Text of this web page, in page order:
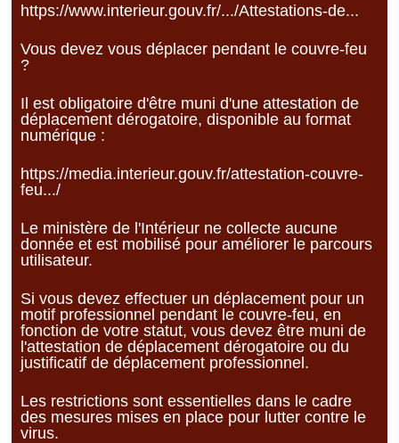
https://www.interieur.gouv.fr/.../Attestations-de...
Vous devez vous déplacer pendant le couvre-feu
?
Il est obligatoire d'être muni d'une attestation de
déplacement dérogatoire, disponible au format
numérique :
https://media.interieur.gouv.fr/attestation-couvre-
feu.../
Le ministère de l'Intérieur ne collecte aucune
donnée et est mobilisé pour améliorer le parcours
utilisateur.
Si vous devez effectuer un déplacement pour un
motif professionnel pendant le couvre-feu, en
fonction de votre statut, vous devez être muni de
l'attestation de déplacement dérogatoire ou du
justificatif de déplacement professionnel.
Les restrictions sont essentielles dans le cadre
des mesures mises en place pour lutter contre le
virus.